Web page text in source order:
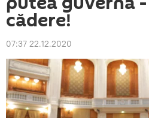
cădere!
07:37 22.12.2020